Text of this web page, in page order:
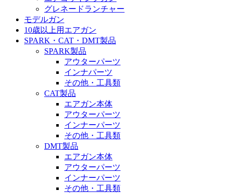
グレネードランチャー
モデルガン
10歳以上用エアガン
SPARK・CAT・DMT製品
SPARK製品
アウターパーツ
インナパーツ
その他・工具類
CAT製品
エアガン本体
アウターパーツ
インナーパーツ
その他・工具類
DMT製品
エアガン本体
アウターパーツ
インナーパーツ
その他・工具類